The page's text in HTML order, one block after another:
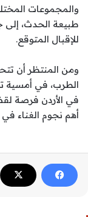
والمجموعات
طبيعة الحدث، إلى
للإقبال المتوقع.
ومن المنتظر أن
الطرب، في أمسية
في الأردن فرصة
أهم نجوم الغناء في